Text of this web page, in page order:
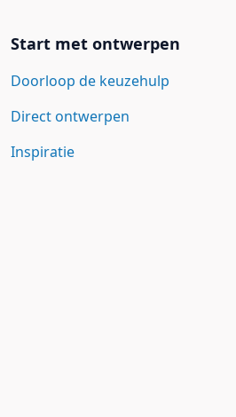
Start met ontwerpen
Doorloop de keuzehulp
Direct ontwerpen
Inspiratie